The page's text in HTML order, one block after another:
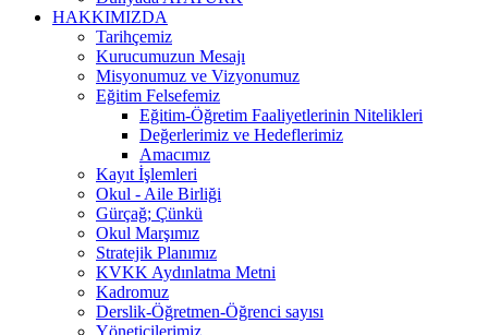
HAKKIMIZDA
Tarihçemiz
Kurucumuzun Mesajı
Misyonumuz ve Vizyonumuz
Eğitim Felsefemiz
Eğitim-Öğretim Faaliyetlerinin Nitelikleri
Değerlerimiz ve Hedeflerimiz
Amacımız
Kayıt İşlemleri
Okul - Aile Birliği
Gürçağ; Çünkü
Okul Marşımız
Stratejik Planımız
KVKK Aydınlatma Metni
Kadromuz
Derslik-Öğretmen-Öğrenci sayısı
Yöneticilerimiz